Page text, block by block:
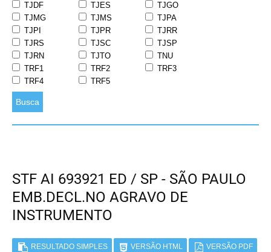
TJDF
TJES
TJGO
TJMG
TJMS
TJPA
TJPI
TJPR
TJRR
TJRS
TJSC
TJSP
TJRN
TJTO
TNU
TRF1
TRF2
TRF3
TRF4
TRF5
Busca
STF AI 693921 ED / SP - SÃO PAULO
EMB.DECL.NO AGRAVO DE
INSTRUMENTO
RESULTADO SIMPLES VERSÃO HTML VERSÃO PDF